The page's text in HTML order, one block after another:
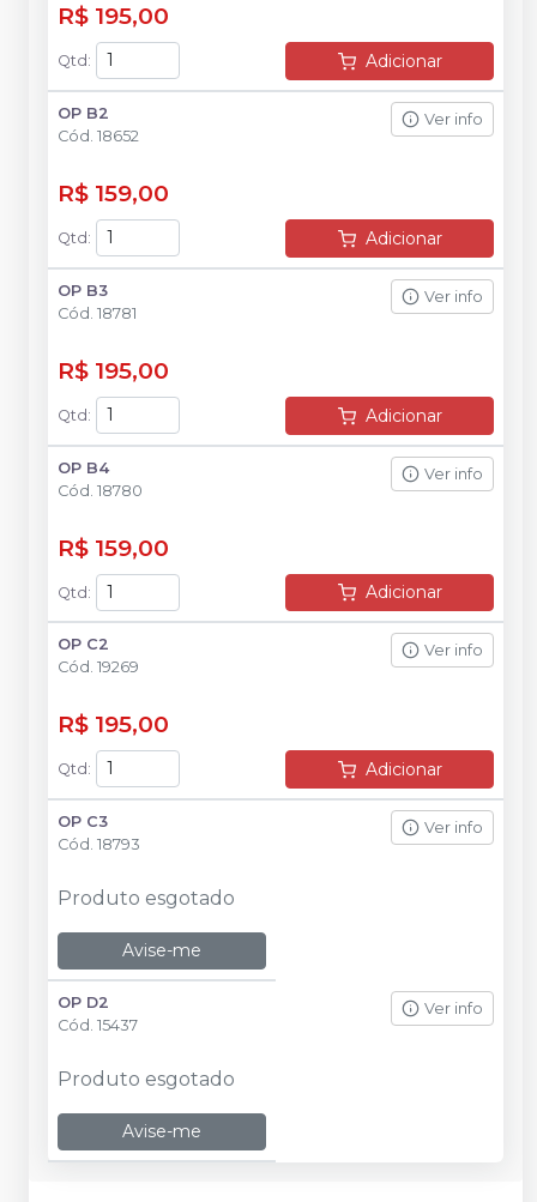
R$ 195,00
Qtd : Adicionar
OP B2
Cód. 18652
Ver info
R$ 159,00
Qtd : Adicionar
OP B3
Cód. 18781
Ver info
R$ 195,00
Qtd : Adicionar
OP B4
Cód. 18780
Ver info
R$ 159,00
Qtd: Adicionar
OP C2
Cód. 19269
Ver info
R$ 195,00
Qtd : Adicionar
OP C3
Cód. 18793
Ver info
Produto esgotado
Avise-me
OP D2
Cód. 15437
Ver info
Produto esgotado
Avise-me